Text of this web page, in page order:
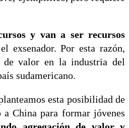
y van a ser recursos
exsenador. Por esta razón,
de valor en la industria del
sudamericano.
esta posibilidad de
a China para formar jóvenes